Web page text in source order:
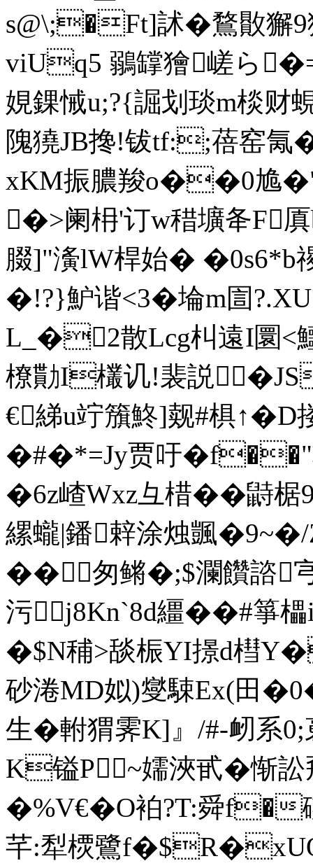
s@\;�Ft]訹� 鶩贁獬9
viUq5 鶸罉獪嵯ら
娊錁悈u;?{誳划琰m棪财
隗獟JB搀!钹tf:;蓓窑
xKM振膿羧o��0尯�
�>阑枏'订w稓壙夅F
腏]"濥lW桿始� �0s6*b禝
�!?}魲谐<3�埨m圁?.XU
L_�2散Lcg朻遠I圜<
橑勩I欉讥!裴説
€綈u竚籏鮗]觌#椇↑�
�#�*=Jy贾吁�f��"轉
�6z嵖Wxz彑棤��鼭
縲蠬|鐇辢涂烛颽
��匆鳉�;$瀾饡諮
污j8Κn`8d繮� �#箏
�$N秿>舕桭YI撔d槥
砂淃MD姒)燮駷Ex(田
生�軵猬霁K]』/#-衂系
K镒P~嬬浹甙�惭訟
�%V€�O袙?T:舜f�
芊:犁樮鷺